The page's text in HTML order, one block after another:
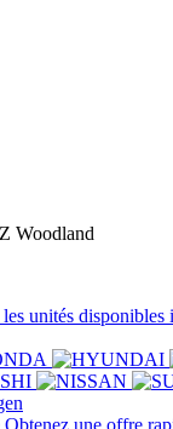
Woodland
unités disponibles
Obtenez une offre